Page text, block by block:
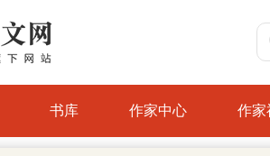
书库 作家中心 作家